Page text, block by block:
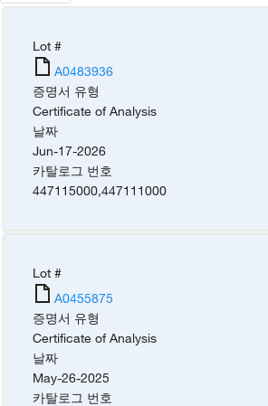
Lot #
A0483936
증명서 유형
Certificate of Analysis
날짜
Jun-17-2026
카탈로그 번호
447115000,447111000
Lot #
A0455875
증명서 유형
Certificate of Analysis
날짜
May-26-2025
카탈로그 번호